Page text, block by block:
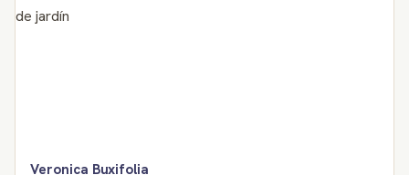
Veronica Buxifolia